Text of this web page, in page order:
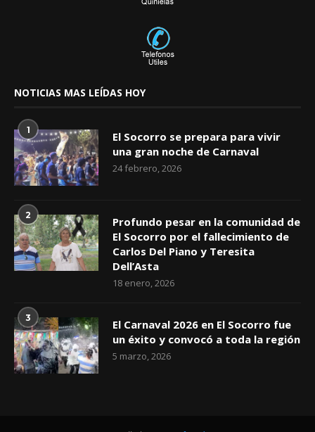
NOTICIAS MAS LEÍDAS HOY
1
El Socorro se prepara para vivir
una gran noche de Carnaval
24 febrero, 2026
2
Profundo pesar en la comunidad de
El Socorro por el fallecimiento de
Carlos Del Piano y Teresita
Dell’Asta
18 enero, 2026
3
El Carnaval 2026 en El Socorro fue
un éxito y convocó a toda la región
5 marzo, 2026